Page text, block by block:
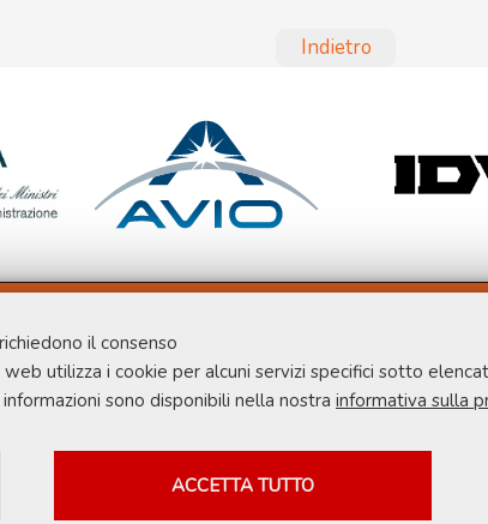
il consenso
utilizza i cookie per alcuni servizi specifici sotto
sono disponibili nella nostra informativa sulla
COOKIE
ACCETTA TUTTO
Indietro